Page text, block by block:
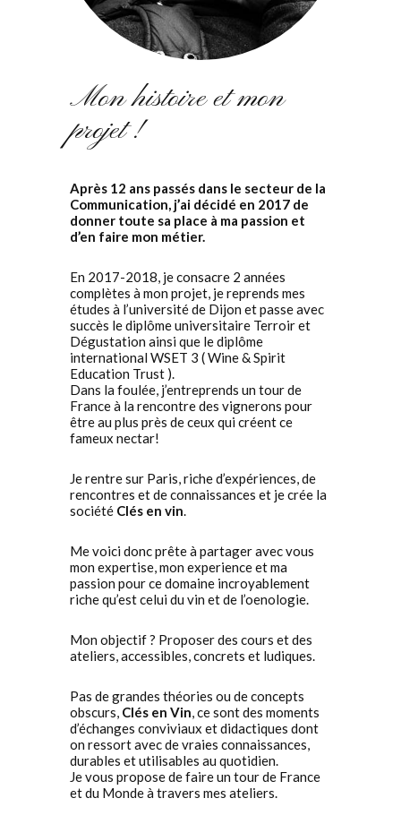
Mon histoire et mon
projet !
Après 12 ans passés dans le secteur de la
Communication, j’ai décidé en 2017 de
donner toute sa place à ma passion et
d’en faire mon métier.
En 2017-2018, je consacre 2 années
complètes à mon projet, je reprends mes
études à l’université de Dijon et passe avec
succès le diplôme universitaire Terroir et
Dégustation ainsi que le diplôme
international WSET 3 ( Wine & Spirit
Education Trust ).
Dans la foulée, j’entreprends un tour de
France à la rencontre des vignerons pour
être au plus près de ceux qui créent ce
fameux nectar!
Je rentre sur Paris, riche d’expériences, de
rencontres et de connaissances et je crée la
société Clés en vin.
Me voici donc prête à partager avec vous
mon expertise, mon experience et ma
passion pour ce domaine incroyablement
riche qu’est celui du vin et de l’oenologie.
Mon objectif ? Proposer des cours et des
ateliers, accessibles, concrets et ludiques.
Pas de grandes théories ou de concepts
obscurs, Clés en Vin, ce sont des moments
d’échanges conviviaux et didactiques dont
on ressort avec de vraies connaissances,
durables et utilisables au quotidien.
Je vous propose de faire un tour de France
et du Monde à travers mes ateliers.